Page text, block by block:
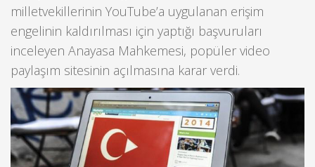
milletvekillerinin YouTube’a uygulanan erişim
engelinin kaldırılması için yaptığı başvuruları
inceleyen Anayasa Mahkemesi, popüler video
paylaşım sitesinin açılmasına karar verdi.